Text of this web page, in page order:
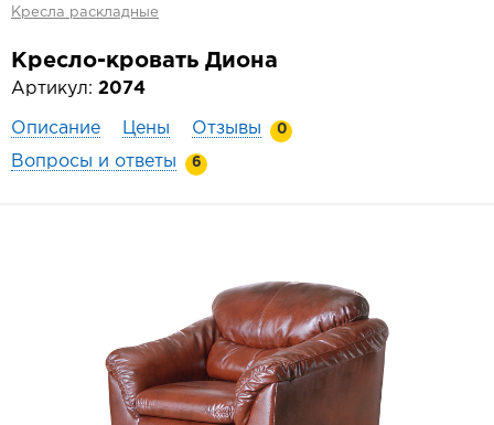
Кресла раскладные
Кресло-кровать Диона
Артикул: 2074
Описание Цены Отзывы 0
Вопросы и ответы 6